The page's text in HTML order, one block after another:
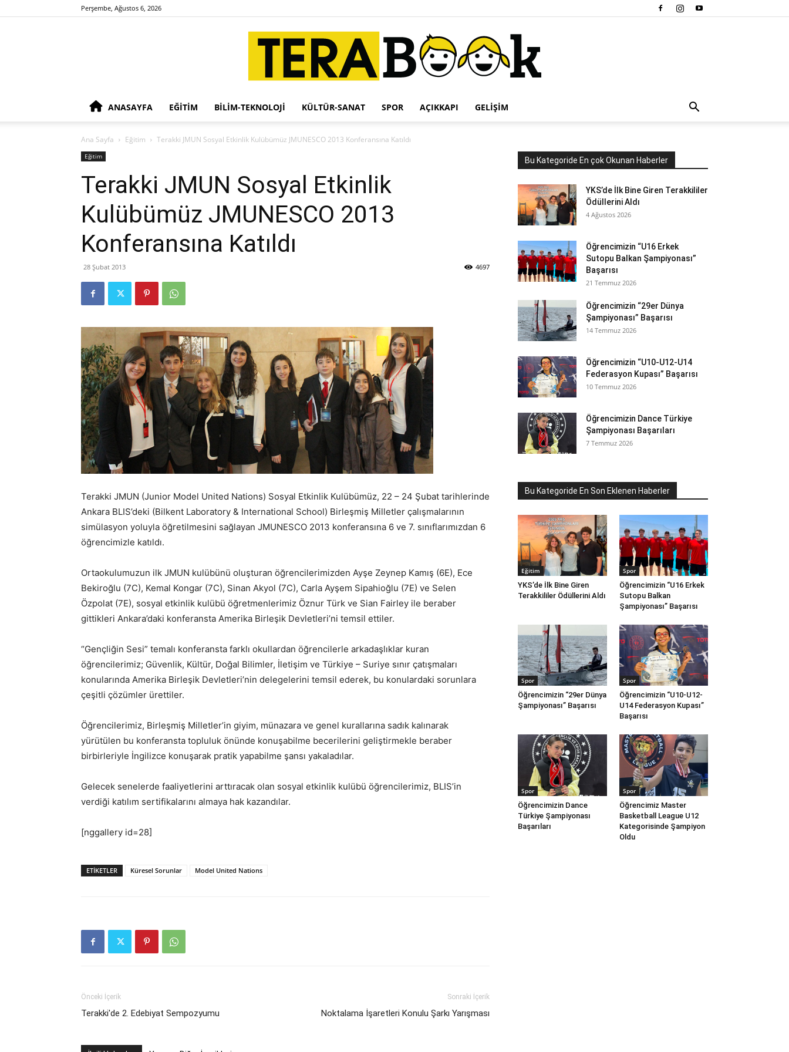
Perşembe, Ağustos 6, 2026
ANASAYFA EĞITIM BILIM-TEKNOLOJI KÜLTÜR-SANAT SPOR AÇIKKAPI GELIŞIM
Ana Sayfa Eğitim Terakki JMUN Sosyal Etkinlik Kulübümüz JMUNESCO 2013 Konferansına Katıldı
Eğitim
Terakki JMUN Sosyal Etkinlik
Kulübümüz JMUNESCO 2013
Konferansına Katıldı
28 Şubat 2013 4697
Terakki JMUN (Junior Model United Nations) Sosyal Etkinlik Kulübümüz, 22 – 24 Şubat tarihlerinde
Ankara BLIS’deki (Bilkent Laboratory & International School) Birleşmiş Milletler çalışmalarının
simülasyon yoluyla öğretilmesini sağlayan JMUNESCO 2013 konferansına 6 ve 7. sınıflarımızdan 6
öğrencimizle katıldı.
Ortaokulumuzun ilk JMUN kulübünü oluşturan öğrencilerimizden Ayşe Zeynep Kamış (6E), Ece
Bekiroğlu (7C), Kemal Kongar (7C), Sinan Akyol (7C), Carla Ayşem Sipahioğlu (7E) ve Selen
Özpolat (7E), sosyal etkinlik kulübü öğretmenlerimiz Öznur Türk ve Sian Fairley ile beraber
gittikleri Ankara’daki konferansta Amerika Birleşik Devletleri’ni temsil ettiler.
“Gençliğin Sesi” temalı konferansta farklı okullardan öğrencilerle arkadaşlıklar kuran
öğrencilerimiz; Güvenlik, Kültür, Doğal Bilimler, İletişim ve Türkiye – Suriye sınır çatışmaları
konularında Amerika Birleşik Devletleri’nin delegelerini temsil ederek, bu konulardaki sorunlara
çeşitli çözümler ürettiler.
Öğrencilerimiz, Birleşmiş Milletler’in giyim, münazara ve genel kurallarına sadık kalınarak
yürütülen bu konferansta topluluk önünde konuşabilme becerilerini geliştirmekle beraber
birbirleriyle İngilizce konuşarak pratik yapabilme şansı yakaladılar.
Gelecek senelerde faaliyetlerini arttıracak olan sosyal etkinlik kulübü öğrencilerimiz, BLIS’in
verdiği katılım sertifikalarını almaya hak kazandılar.
[nggallery id=28]
ETIKETLER Küresel Sorunlar Model United Nations
Önceki İçerik
Terakki'de 2. Edebiyat Sempozyumu
Sonraki İçerik
Noktalama İşaretleri Konulu Şarkı Yarışması
Bu Kategoride En çok Okunan Haberler
YKS’de İlk Bine Giren Terakkililer
Ödüllerini Aldı
4 Ağustos 2026
Öğrencimizin “U16 Erkek
Sutopu Balkan Şampiyonası”
Başarısı
21 Temmuz 2026
Öğrencimizin “29er Dünya
Şampiyonası” Başarısı
14 Temmuz 2026
Öğrencimizin “U10-U12-U14
Federasyon Kupası” Başarısı
10 Temmuz 2026
Öğrencimizin Dance Türkiye
Şampiyonası Başarıları
7 Temmuz 2026
Bu Kategoride En Son Eklenen Haberler
Eğitim
YKS’de İlk Bine Giren
Terakkililer Ödüllerini Aldı
Spor
Öğrencimizin “U16 Erkek
Sutopu Balkan
Şampiyonası” Başarısı
Spor
Öğrencimizin “29er Dünya
Şampiyonası” Başarısı
Spor
Öğrencimizin “U10-U12-
U14 Federasyon Kupası”
Başarısı
Spor
Öğrencimizin Dance
Türkiye Şampiyonası
Başarıları
Spor
Öğrencimiz Master
Basketball League U12
Kategorisinde Şampiyon
Oldu